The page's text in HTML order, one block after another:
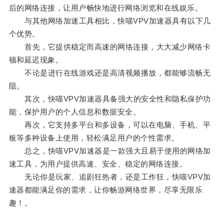
后的网络连接，让用户畅快地进行网络浏览和在线娱乐。
与其他网络加速工具相比，快喵VPV加速器具有以下几
个优势。
首先，它提供稳定而高速的网络连接，大大减少网络卡
顿和延迟现象。
不论是进行在线游戏还是高清视频播放，都能够流畅无
阻。
其次，快喵VPV加速器具备强大的安全性和隐私保护功
能，保护用户的个人信息和数据安全。
再次，它支持多平台和多设备，可以在电脑、手机、平
板等多种设备上使用，轻松满足用户的个性需求。
总之，快喵VPV加速器是一款强大且易于使用的网络加
速工具，为用户提供高速、安全、稳定的网络连接。
无论你是玩家、追剧狂热者，还是工作狂，快喵VPV加
速器都能满足你的需求，让你畅游网络世界，尽享无限乐
趣！。